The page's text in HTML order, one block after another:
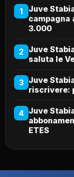
1
Juve
campagna
3.000
2 Juve
saluta le
3 Juve
riscrivere:
4 Juve
ETES